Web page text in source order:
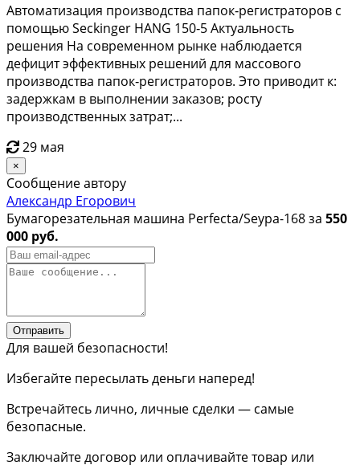
Автоматизация производства папок‑регистраторов с
помощью Seckinger HANG 150‑5 Актуальность
решения На современном рынке наблюдается
дефицит эффективных решений для массового
производства папок‑регистраторов. Это приводит к:
задержкам в выполнении заказов; росту
производственных затрат;...
29 мая
×
Сообщение автору
Александр Егорович
Бумагорезательная машина Perfecta/Seypa-168 за 550
000 руб.
Отправить
Для вашей безопасности!
Избегайте пересылать деньги наперед!
Встречайтесь лично, личные сделки — самые
безопасные.
Заключайте договор или оплачивайте товар или